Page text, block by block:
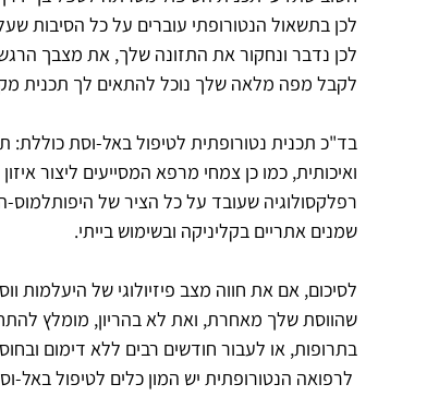
לכן בתשאול הנטורופתי עוברים על כל הסיבות
לכן נדבר ונחקור את התזונה שלך, את מצבך
לקבל מפה מלאה שלך נוכל להתאים לך תכנית
בד"כ תכנית נטורופתית לטיפול באל-וסת כוללת:
ואיכותית, כמו כן צמחי מרפא המסייעים ליצור
רפלקסולוגיה שעובד על כל הציר של היפותלמוס-
שמנים אתריים בקליניקה ובשימוש בייתי.
לסיכום, אם את חווה מצב פיזיולוגי של היעלמות
שהווסת שלך מאחרת, ואת לא בהריון, מומלץ
בתרופות, או לעבור חודשים רבים ללא דימום